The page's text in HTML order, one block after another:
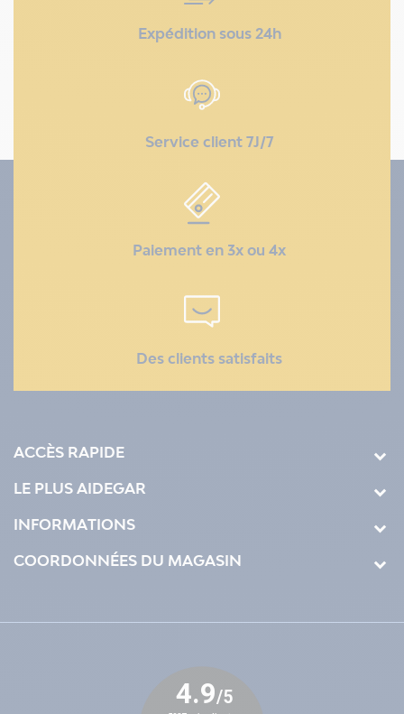
Expédition sous 24h
Service client 7J/7
Paiement en 3x ou 4x
Des clients satisfaits
ACCÈS RAPIDE
LE PLUS AIDEGAR
INFORMATIONS
COORDONNÉES DU MAGASIN